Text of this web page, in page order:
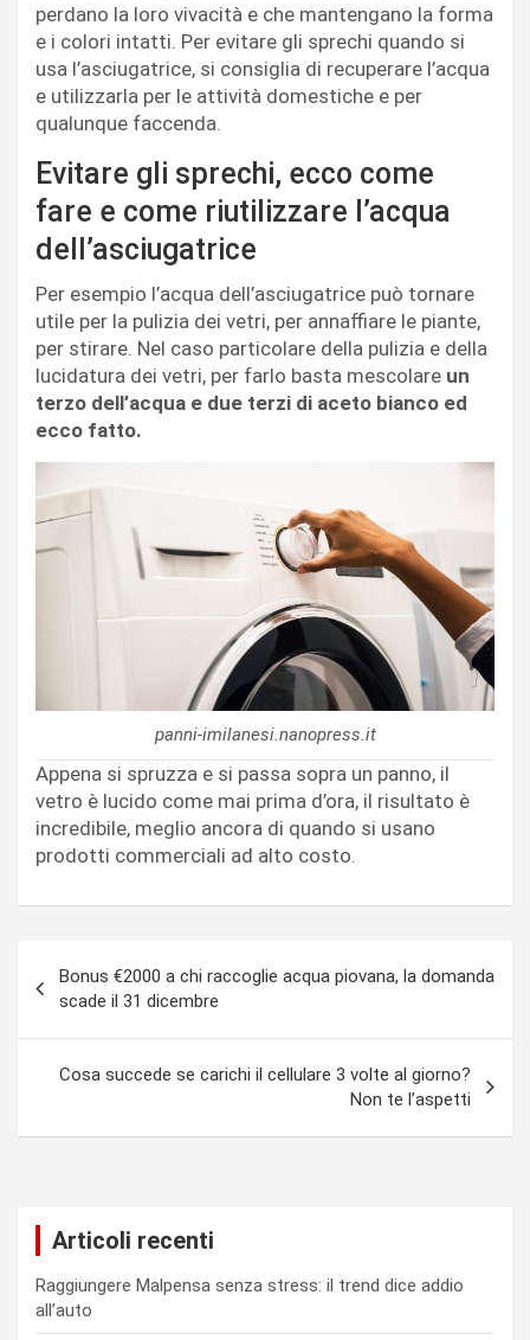
perdano la loro vivacità e che mantengano la forma
e i colori intatti. Per evitare gli sprechi quando si
usa l’asciugatrice, si consiglia di recuperare l’acqua
e utilizzarla per le attività domestiche e per
qualunque faccenda.
Evitare gli sprechi, ecco come
fare e come riutilizzare l’acqua
dell’asciugatrice
Per esempio l’acqua dell’asciugatrice può tornare
utile per la pulizia dei vetri, per annaffiare le piante,
per stirare. Nel caso particolare della pulizia e della
lucidatura dei vetri, per farlo basta mescolare un
terzo dell’acqua e due terzi di aceto bianco ed
ecco fatto.
panni-imilanesi.nanopress.it
Appena si spruzza e si passa sopra un panno, il
vetro è lucido come mai prima d’ora, il risultato è
incredibile, meglio ancora di quando si usano
prodotti commerciali ad alto costo.
articoli
Bonus €2000 a chi raccoglie acqua piovana, la domanda
scade il 31 dicembre
Cosa succede se carichi il cellulare 3 volte al giorno?
Non te l’aspetti
Articoli recenti
Raggiungere Malpensa senza stress: il trend dice addio
all’auto